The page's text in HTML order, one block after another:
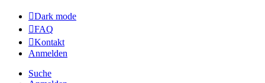
Dark mode
FAQ
Kontakt
Anmelden
Suche